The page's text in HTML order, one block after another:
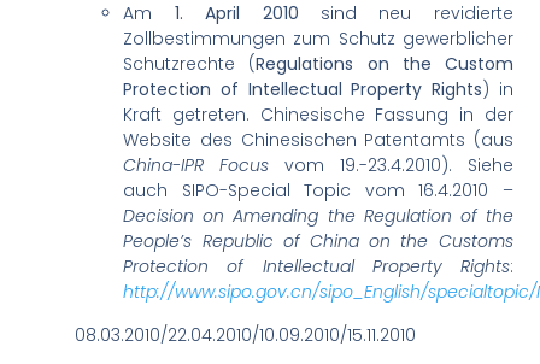
Am 1. April 2010 sind neu revidierte
Zollbestimmungen zum Schutz gewerblicher
Schutzrechte (Regulations on the Custom
Protection of Intellectual Property Rights) in
Kraft getreten. Chinesische Fassung in der
Website des Chinesischen Patentamts (aus
China-IPR Focus vom 19.-23.4.2010). Siehe
auch SIPO-Special Topic vom 16.4.2010 –
Decision on Amending the Regulation of the
People’s Republic of China on the Customs
Protection of Intellectual Property Rights:
http://www.sipo.gov.cn/sipo_English/specialtopic/
08.03.2010/22.04.2010/10.09.2010/15.11.2010